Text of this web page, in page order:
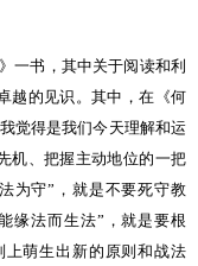
一书，其中关于阅读和利
越的见识。其中，在《何
觉得是我们今天理解和运
机、把握主动地位的一把
为守”，就是不要死守教
缘法而生法”，就是要根
上萌生出新的原则和战法